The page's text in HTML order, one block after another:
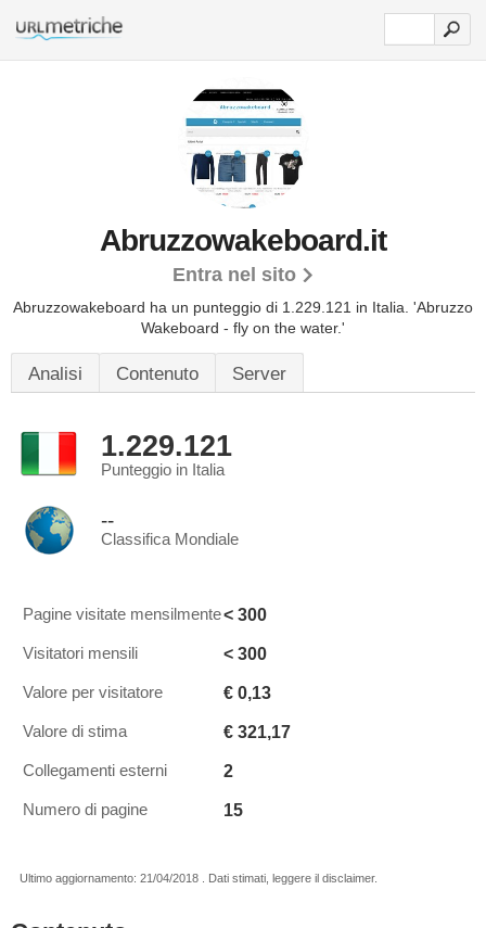
Abruzzowakeboard.it
Entra nel sito
Abruzzowakeboard ha un punteggio di 1.229.121 in Italia. 'Abruzzo
Wakeboard - fly on the water.'
Analisi Contenuto Server
1.229.121
Punteggio in Italia
--
Classifica Mondiale
Pagine visitate mensilmente< 300
Visitatori mensili < 300
Valore per visitatore € 0,13
Valore di stima € 321,17
Collegamenti esterni 2
Numero di pagine 15
Ultimo aggiornamento: 21/04/2018 . Dati stimati, leggere il disclaimer.